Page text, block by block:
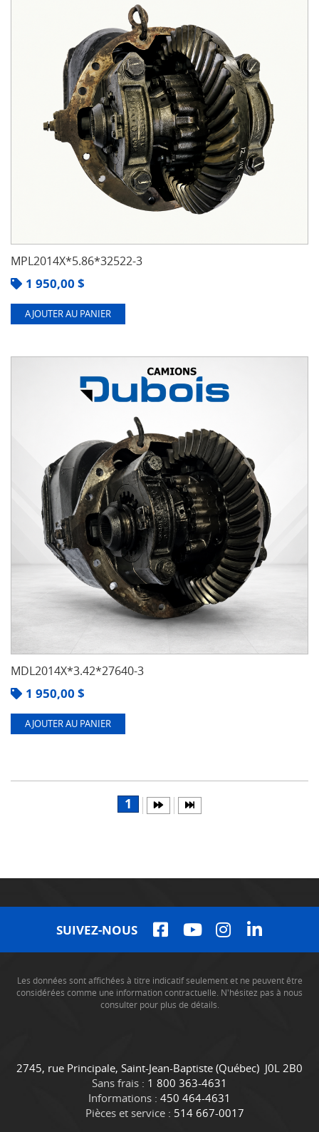
MPL2014X*5.86*32522-3
1 950,00 $
AJOUTER AU PANIER
MDL2014X*3.42*27640-3
1 950,00 $
AJOUTER AU PANIER
1
SUIVEZ-NOUS
Les données sont affichées à titre indicatif seulement et ne peuvent être
considérées comme une information contractuelle. N'hésitez pas à nous
consulter pour plus de détails.
C
o
n
t
C
a
m
i
2745, rue Principale, Saint-Jean-Baptiste (Québec) J0L 2B0
Sans frais : 1 800 363-4631
Informations : 450 464-4631
Pièces et service : 514 667-0017